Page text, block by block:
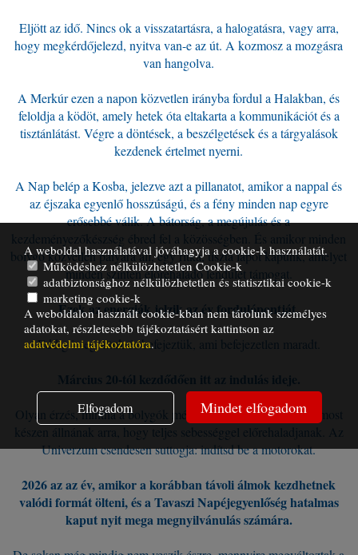
Eljött az idő. Nincs ok a visszatartásra, a halogatásra, vagy arra,
hogy megkérdőjelezd, nyitva van-e az út. A kozmosz a mozgásra
van hangolva.
A Merkúr ezen a napon közvetlen irányba fordul a Halakban, és
feloldja a ködöt, amely hetek óta eltakarta a kommunikációt és a
tisztánlátást. Végre a döntések, a beszélgetések és a tárgyalások
kezdenek értelmet nyerni.
A Nap belép a Kosba, jelezve azt a pillanatot, amikor a nappal és
az éjszaka egyenlő hosszúságú, és a fény minden nap egyre
erősebbé válik. A bátorság, a megújulás és a
kezdeményezőkészség ébred fel a közösségben. És amikor minden
bolygó közvetlen pályára áll, egy ritka, tiszta lapot kapunk, amelyet
minden szinten előrehaladó lendület támogat.
Ezek az energiák jelzik az év fordulópontját.
Eddig integráltuk és befejeztük, ami befejezetlen maradt.
Március 20-tól kezdődően itt az indulás ideje.
Olyan érzés, mintha a bolygók mély levegőt vettek volna, és most
készen állnának arra, hogy teljes sebességgel előrehaladjanak. Az
Univerzum csendesen suttogja: indítsd be a motorokat.
2026 az az év, amikor a korábban távoli álmok kezdhetnek
valódi formát ölteni, és a Tavaszi Napéjegyenlőség hatalmas
kaput nyit mega megnyilvánulás számára.
A weboldal használatával jóváhagyja a cookie-k használatát.
Működéshez nélkülözhetetlen Cookie-k
adatbiztonsághoz nélkülözhetetlen és statisztikai cookie-k
marketing cookie-k
A weboldalon használt cookie-kban nem tárolunk személyes
adatokat, részletesebb tájékoztatásért kattintson az
adatvédelmi tájékoztatóra.
Elfogadom Mindet elfogadom